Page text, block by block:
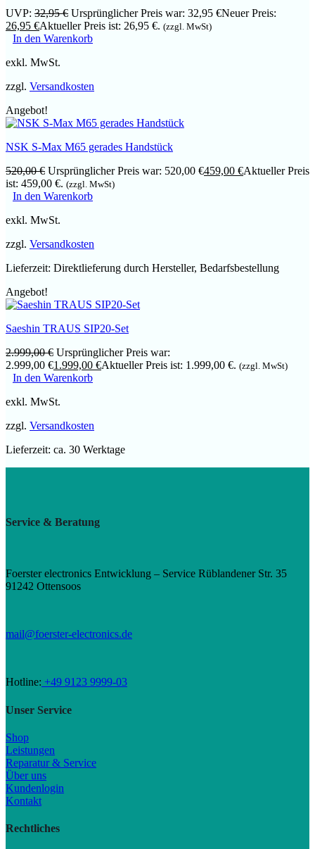
UVP: 32,95€ Ursprünglicher Preis war: 32,95 €Neuer Preis:
26,95 €Aktueller Preis ist: 26,95 €. (zzgl. MwSt)
In den Warenkorb
exkl. MwSt.
zzgl. Versandkosten
Angebot!
NSK S-Max M65 gerades Handstück
520,00€ Ursprünglicher Preis war: 520,00 €459,00 €Aktueller Preis
ist: 459,00 €. (zzgl. MwSt)
In den Warenkorb
exkl. MwSt.
zzgl. Versandkosten
Lieferzeit: Direktlieferung durch Hersteller, Bedarfsbestellung
Angebot!
Saeshin TRAUS SIP20-Set
2.999,00€ Ursprünglicher Preis war:
2.999,00 €1.999,00 €Aktueller Preis ist: 1.999,00 €. (zzgl. MwSt)
In den Warenkorb
exkl. MwSt.
zzgl. Versandkosten
Lieferzeit: ca. 30 Werktage
Service & Beratung
Foerster electronics Entwicklung – Service Rüblandener Str. 35
91242 Ottensoos
mail@foerster-electronics.de
Hotline: +49 9123 9999-03
Unser Service
Shop
Leistungen
Reparatur & Service
Über uns
Kundenlogin
Kontakt
Rechtliches